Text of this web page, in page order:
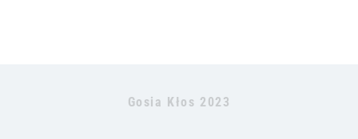
Gosia Kłos 2023